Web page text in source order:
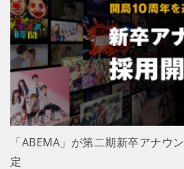
「ABEMA」が第二期新卒アナウ
定